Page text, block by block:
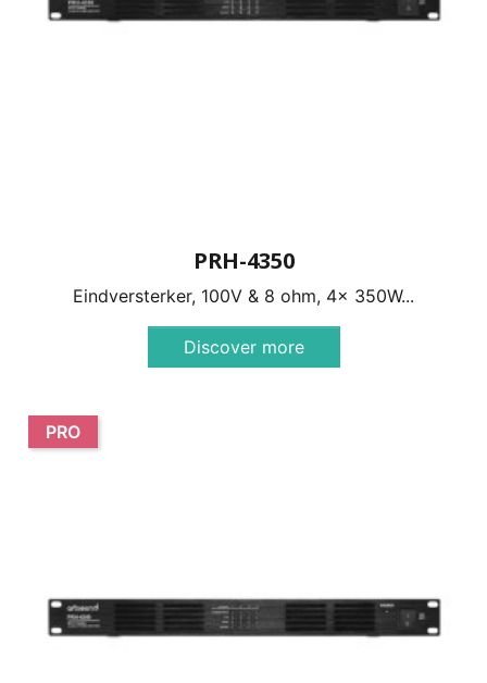
PRH-4350
Eindversterker, 100V & 8 ohm, 4x 350W...
Discover more
PRO